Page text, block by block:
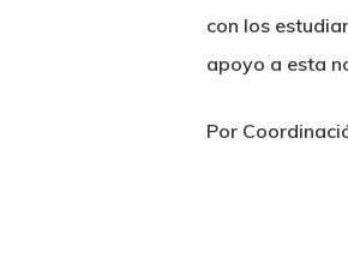
con los
apoyo a esta
Por